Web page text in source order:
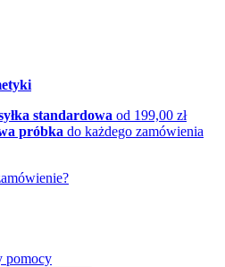
standardowa od 199,00 zł
próbka do każdego zamówienia
pomocy